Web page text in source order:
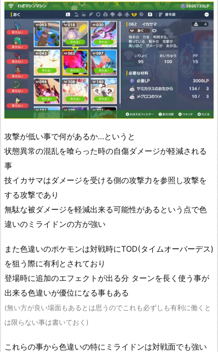
攻撃が低い事で何があるか…というと
状態異常の混乱を喰らった時の自傷ダメージが軽減される
事
技イカサマはダメージを受ける側の攻撃力を参照し攻撃を
する攻撃であり
無駄な被ダメージを軽減出来る可能性があるという点で色
違いのミライドンの方が強い
また色違いのポケモンは対戦時にTOD(タイムオーバーデス)
を狙う際に有利とされており
登場時に追加のエフェクトが出る分 ターンを長く使う事が
出来る色違いが優位になる事もある
(無い方が良い場面もあるとは思うのでこれも必ずしも有利に働くと
は限らない事は書いておく)
これらの事から色違いの特にミライドンは対戦面でも強い